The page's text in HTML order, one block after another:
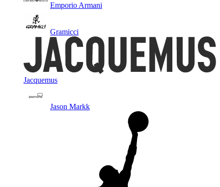
Emporio Armani
Gramicci
Jacquemus
Jason Markk